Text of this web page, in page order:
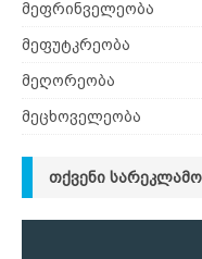
მეფრინველეობა
მეფუტკრეობა
მეღორეობა
მეცხოველეობა
ᲗᲥᲕᲔᲜᲘ